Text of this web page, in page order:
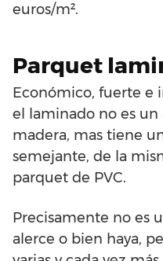
euros/m².
Parquet
Económico, fuerte e
el laminado no es
madera, mas tiene
semejante, de la
parquet de PVC.
Precisamente no es
alerce o bien haya,